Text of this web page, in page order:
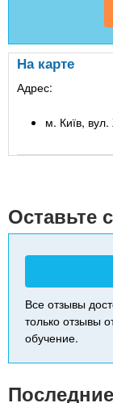
На карте
Адрес:
м. Київ,
Оставьте
Все отзывы
только отзывы
обучение.